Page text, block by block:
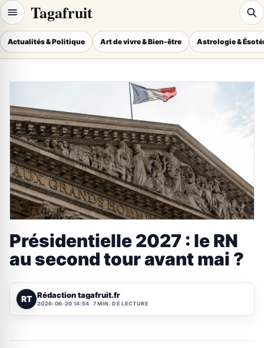
Tagafruit
Actualités & Politique Art de vivre & Bien-être Astrologie &
Présidentielle 2027 : le RN
au second tour avant mai ?
RT Rédaction tagafruit.fr
2026-06-20 14:54 7 MIN. DE LECTURE